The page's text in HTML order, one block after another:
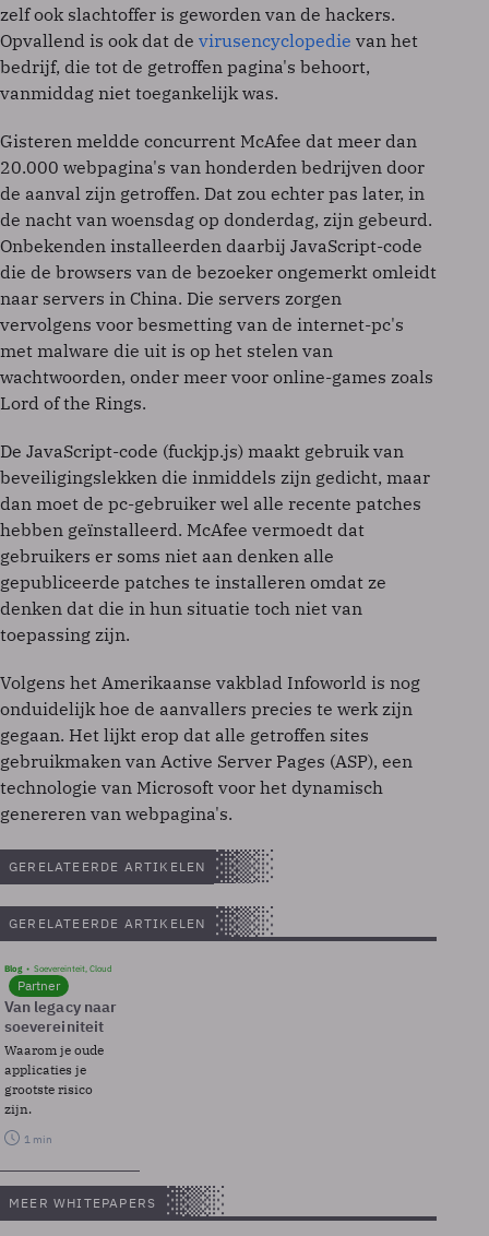
zelf ook slachtoffer is geworden van de hackers.
Opvallend is ook dat de virusencyclopedie van het
bedrijf, die tot de getroffen pagina's behoort,
vanmiddag niet toegankelijk was.
Gisteren meldde concurrent McAfee dat meer dan
20.000 webpagina's van honderden bedrijven door
de aanval zijn getroffen. Dat zou echter pas later, in
de nacht van woensdag op donderdag, zijn gebeurd.
Onbekenden installeerden daarbij JavaScript-code
die de browsers van de bezoeker ongemerkt omleidt
naar servers in China. Die servers zorgen
vervolgens voor besmetting van de internet-pc's
met malware die uit is op het stelen van
wachtwoorden, onder meer voor online-games zoals
Lord of the Rings.
De JavaScript-code (fuckjp.js) maakt gebruik van
beveiligingslekken die inmiddels zijn gedicht, maar
dan moet de pc-gebruiker wel alle recente patches
hebben geïnstalleerd. McAfee vermoedt dat
gebruikers er soms niet aan denken alle
gepubliceerde patches te installeren omdat ze
denken dat die in hun situatie toch niet van
toepassing zijn.
Volgens het Amerikaanse vakblad Infoworld is nog
onduidelijk hoe de aanvallers precies te werk zijn
gegaan. Het lijkt erop dat alle getroffen sites
gebruikmaken van Active Server Pages (ASP), een
technologie van Microsoft voor het dynamisch
genereren van webpagina's.
GERELATEERDE ARTIKELEN
GERELATEERDE ARTIKELEN
Blog Soevereinteit, Cloud
Partner
Van legacy naar
soevereiniteit
Waarom je oude
applicaties je
grootste risico
zijn.
1 min
MEER WHITEPAPERS